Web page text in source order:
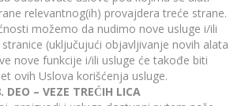
relevantnog(ih) provajdera treće strane.
možemo da nudimo nove usluge i/ili
(uključujući objavljivanje novih alata
nove funkcije i/ili usluge će takođe biti
ovih Uslova korišćenja usluge.
DEO – VEZE TREĆIH LICA